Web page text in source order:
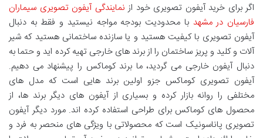
اگر برای خرید آیفون تصویری خود از نمایندگی آیفون تصویری سیماران
فارسیان در مشهد با محدودیت بودجه مواجه نیستید و فقط به دنبال
آیفون تصویری با کیفیت هستید و یا سازنده ساختمانی هستید که شیر
آلات و کلید و پریز ساختمان را از برند های خارجی تهیه کرده اید و حتما به
دنبال آیفون خارجی می گردید، ما برند کوماکس را پیشنهاد می دهیم.
آیفون تصویری کوماکس جزو اولین برند هایی است که مدل های
مختلفی را روانه بازار کرده و بسیاری از آیفون های دیگر برند ها، از
محصول های کوماکس برای طراحی استفاده کرده اند. مورد دیگر آیفون
تصویری پاناسونیک است که محصولاتی با ویژگی های منحصر به فرد و